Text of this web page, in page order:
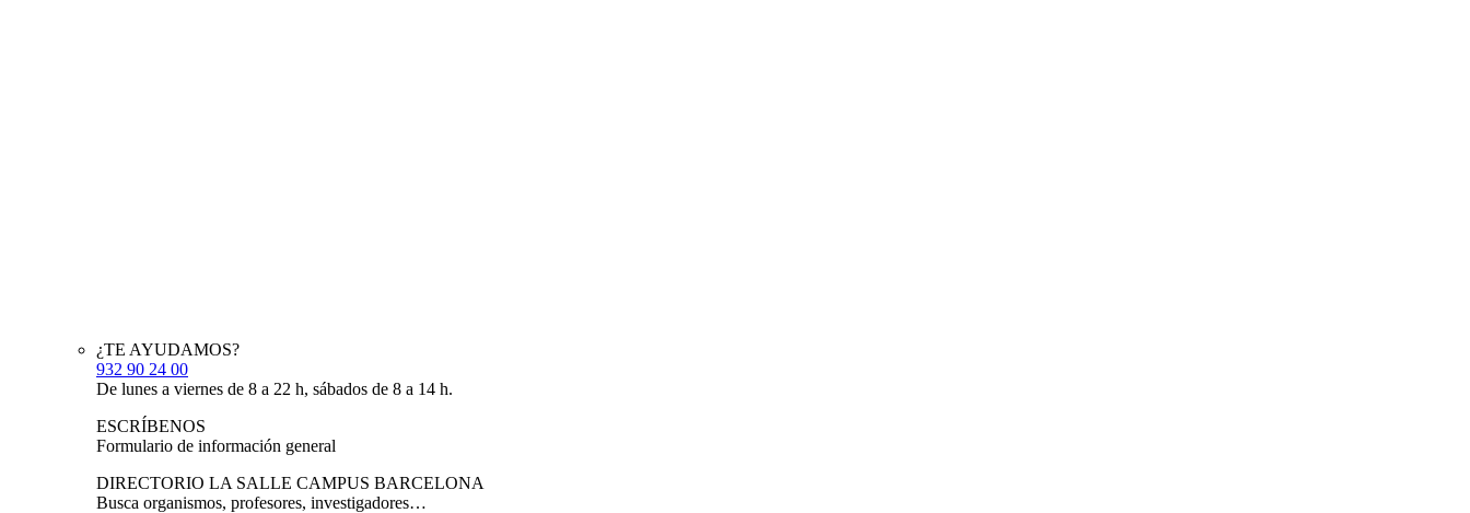
¿TE AYUDAMOS?
932 90 24 00
De lunes a viernes de 8 a 22 h, sábados de 8 a 14 h.
ESCRÍBENOS
Formulario de información general
DIRECTORIO LA SALLE CAMPUS BARCELONA
Busca organismos, profesores, investigadores…